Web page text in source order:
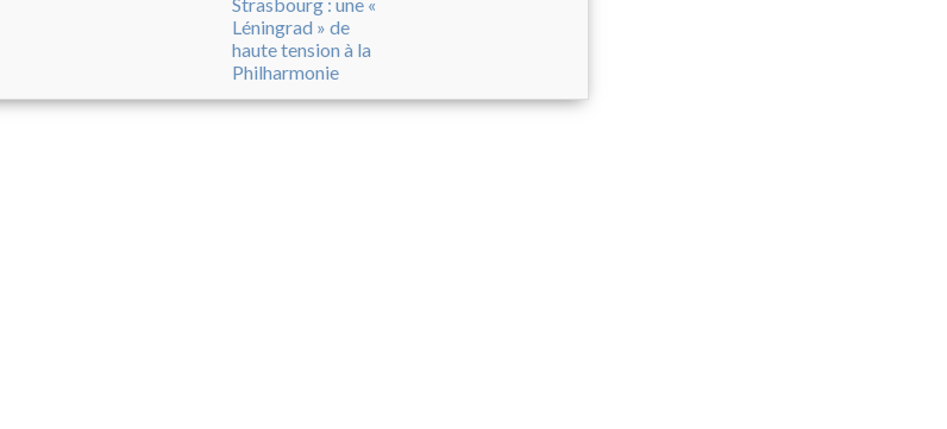
Léningrad » de
haute tension à la
Philharmonie